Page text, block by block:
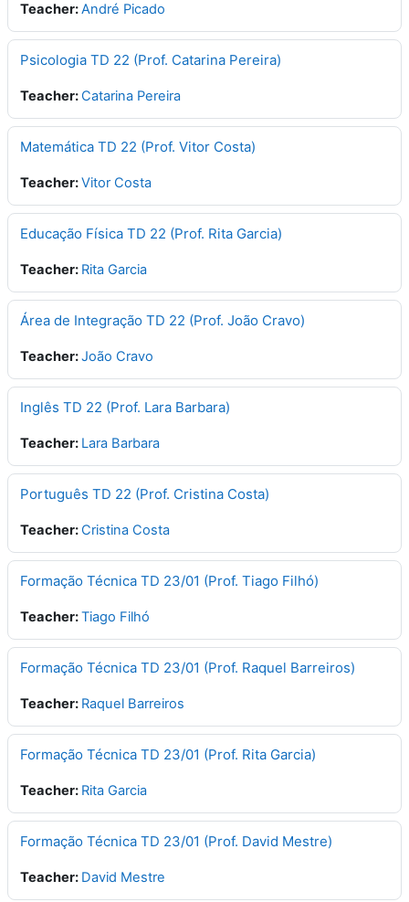
Teacher:André Picado
Psicologia TD 22 (Prof. Catarina Pereira)
Teacher:Catarina Pereira
Matemática TD 22 (Prof. Vitor Costa)
Teacher:Vitor Costa
Educação Física TD 22 (Prof. Rita Garcia)
Teacher: Rita Garcia
Área de Integração TD 22 (Prof. João Cravo)
Teacher:João Cravo
Inglês TD 22 (Prof. Lara Barbara)
Teacher: Lara Barbara
Português TD 22 (Prof. Cristina Costa)
Teacher:Cristina Costa
Formação Técnica TD 23/01 (Prof. Tiago Filhó)
Teacher:Tiago Filhó
Formação Técnica TD 23/01 (Prof. Raquel Barreiros)
Teacher: Raquel Barreiros
Formação Técnica TD 23/01 (Prof. Rita Garcia)
Teacher: Rita Garcia
Formação Técnica TD 23/01 (Prof. David Mestre)
Teacher: David Mestre